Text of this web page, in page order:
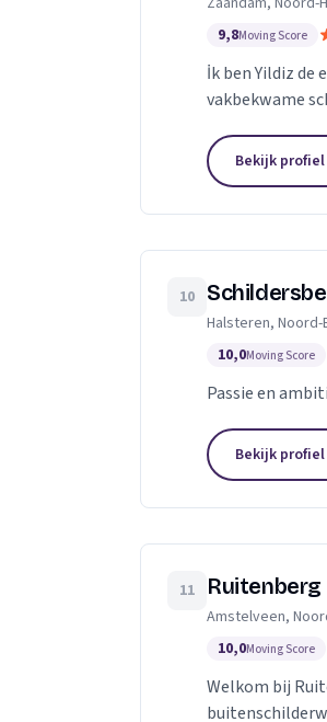
9,8Moving Score
İk ben Yildiz de
vakbekwame
Bekijk profiel
10
Halsteren,
10,0Moving Score
Passie en
Bekijk profiel
11
Amstelveen,
10,0Moving Score
Welkom bij